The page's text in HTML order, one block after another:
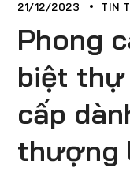
21/12/2023 TIN
Phong
biệt thự
cấp
thượng